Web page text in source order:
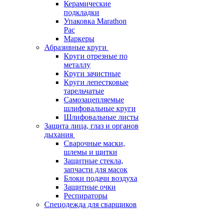
Керамические
подкладки
Упаковка Marathon
Pac
Маркеры
Абразивные круги
Круги отрезные по
металлу
Круги зачистные
Круги лепестковые
тарельчатые
Самозацепляемые
шлифовальные круги
Шлифовальные листы
Защита лица, глаз и органов
дыхания
Сварочные маски,
шлемы и щитки
Защитные стекла,
запчасти для масок
Блоки подачи воздуха
Защитные очки
Респираторы
Спецодежда для сварщиков